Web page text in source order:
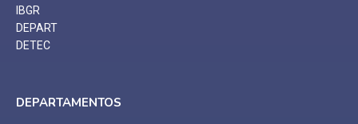
IBGR
DEPART
DETEC
DEPARTAMENTOS